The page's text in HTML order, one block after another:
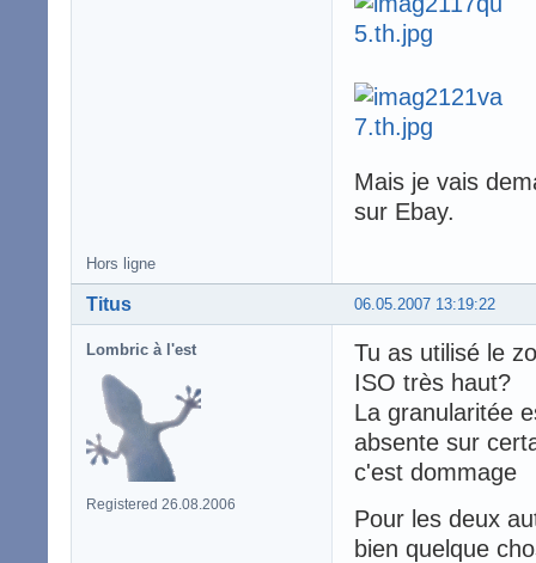
Mais je vais
sur Ebay.
Hors ligne
06.05.2007 13:19:22
Titus
Lombric à l'est
Registered 26.08.2006
Tu as utilisé le
ISO très haut?
La granularitée
absente sur
c'est dommage
Pour les deux
bien quelque